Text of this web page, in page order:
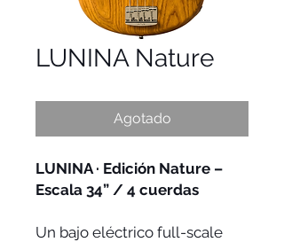
LUNINA Nature
Agotado
LUNINA · Edición Nature –
Escala 34” / 4 cuerdas
Un bajo eléctrico full-scale